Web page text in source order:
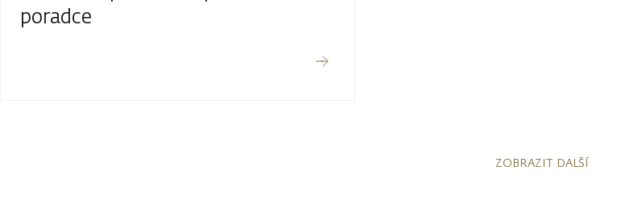
poradce
ZOBRAZIT DALŠÍ